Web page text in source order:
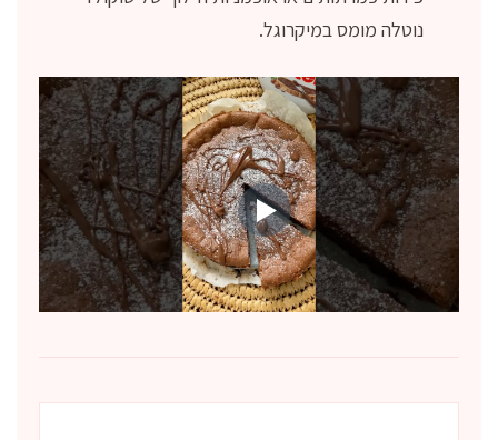
נוטלה מומס במיקרוגל.